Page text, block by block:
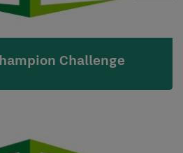
Challenge